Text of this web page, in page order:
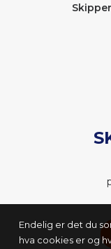
Endelig er det du
hva cookies er og